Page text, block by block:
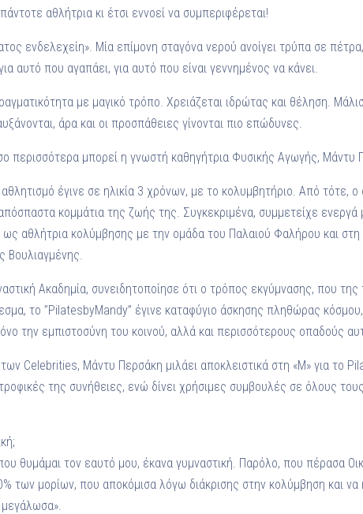
αθλήτρια κι έτσι εννοεί να συμπεριφέρεται!
ενδελεχείη». Μία επίμονη σταγόνα νερού ανοίγει τρύπα σε
αυτό που αγαπάει, για αυτό που είναι γεννημένος να κάνει.
με μαγικό τρόπο. Χρειάζεται ιδρώτας και θέληση.
άρα και οι προσπάθειες γίνονται πιο επώδυνες.
περισσότερα μπορεί η γνωστή καθηγήτρια Φυσικής Αγωγής, Μάντυ
έγινε σε ηλικία 3 χρόνων, με το κολυμβητήριο. Από τότε, ο
κομμάτια της ζωής της. Συγκεκριμένα, συμμετείχε ενεργά
αθλήτρια κολύμβησης με την ομάδα του Παλαιού Φαλήρου και στη
Βουλιαγμένης.
Ακαδημία, συνειδητοποίησε ότι ο τρόπος εκγύμνασης, που της
το ’’PilatesbyMandy” έγινε καταφύγιο άσκησης πληθώρας
την εμπιστοσύνη του κοινού, αλλά και περισσότερους οπαδούς
Celebrities, Μάντυ Περσάκη μιλάει αποκλειστικά στη «Μ» για το
της συνήθειες, ενώ δίνει χρήσιμες συμβουλές σε όλους
θυμάμαι τον εαυτό μου, έκανα γυμναστική. Παρόλο, που πέρασα
των μορίων, που αποκόμισα λόγω διάκρισης στην κολύμβηση και